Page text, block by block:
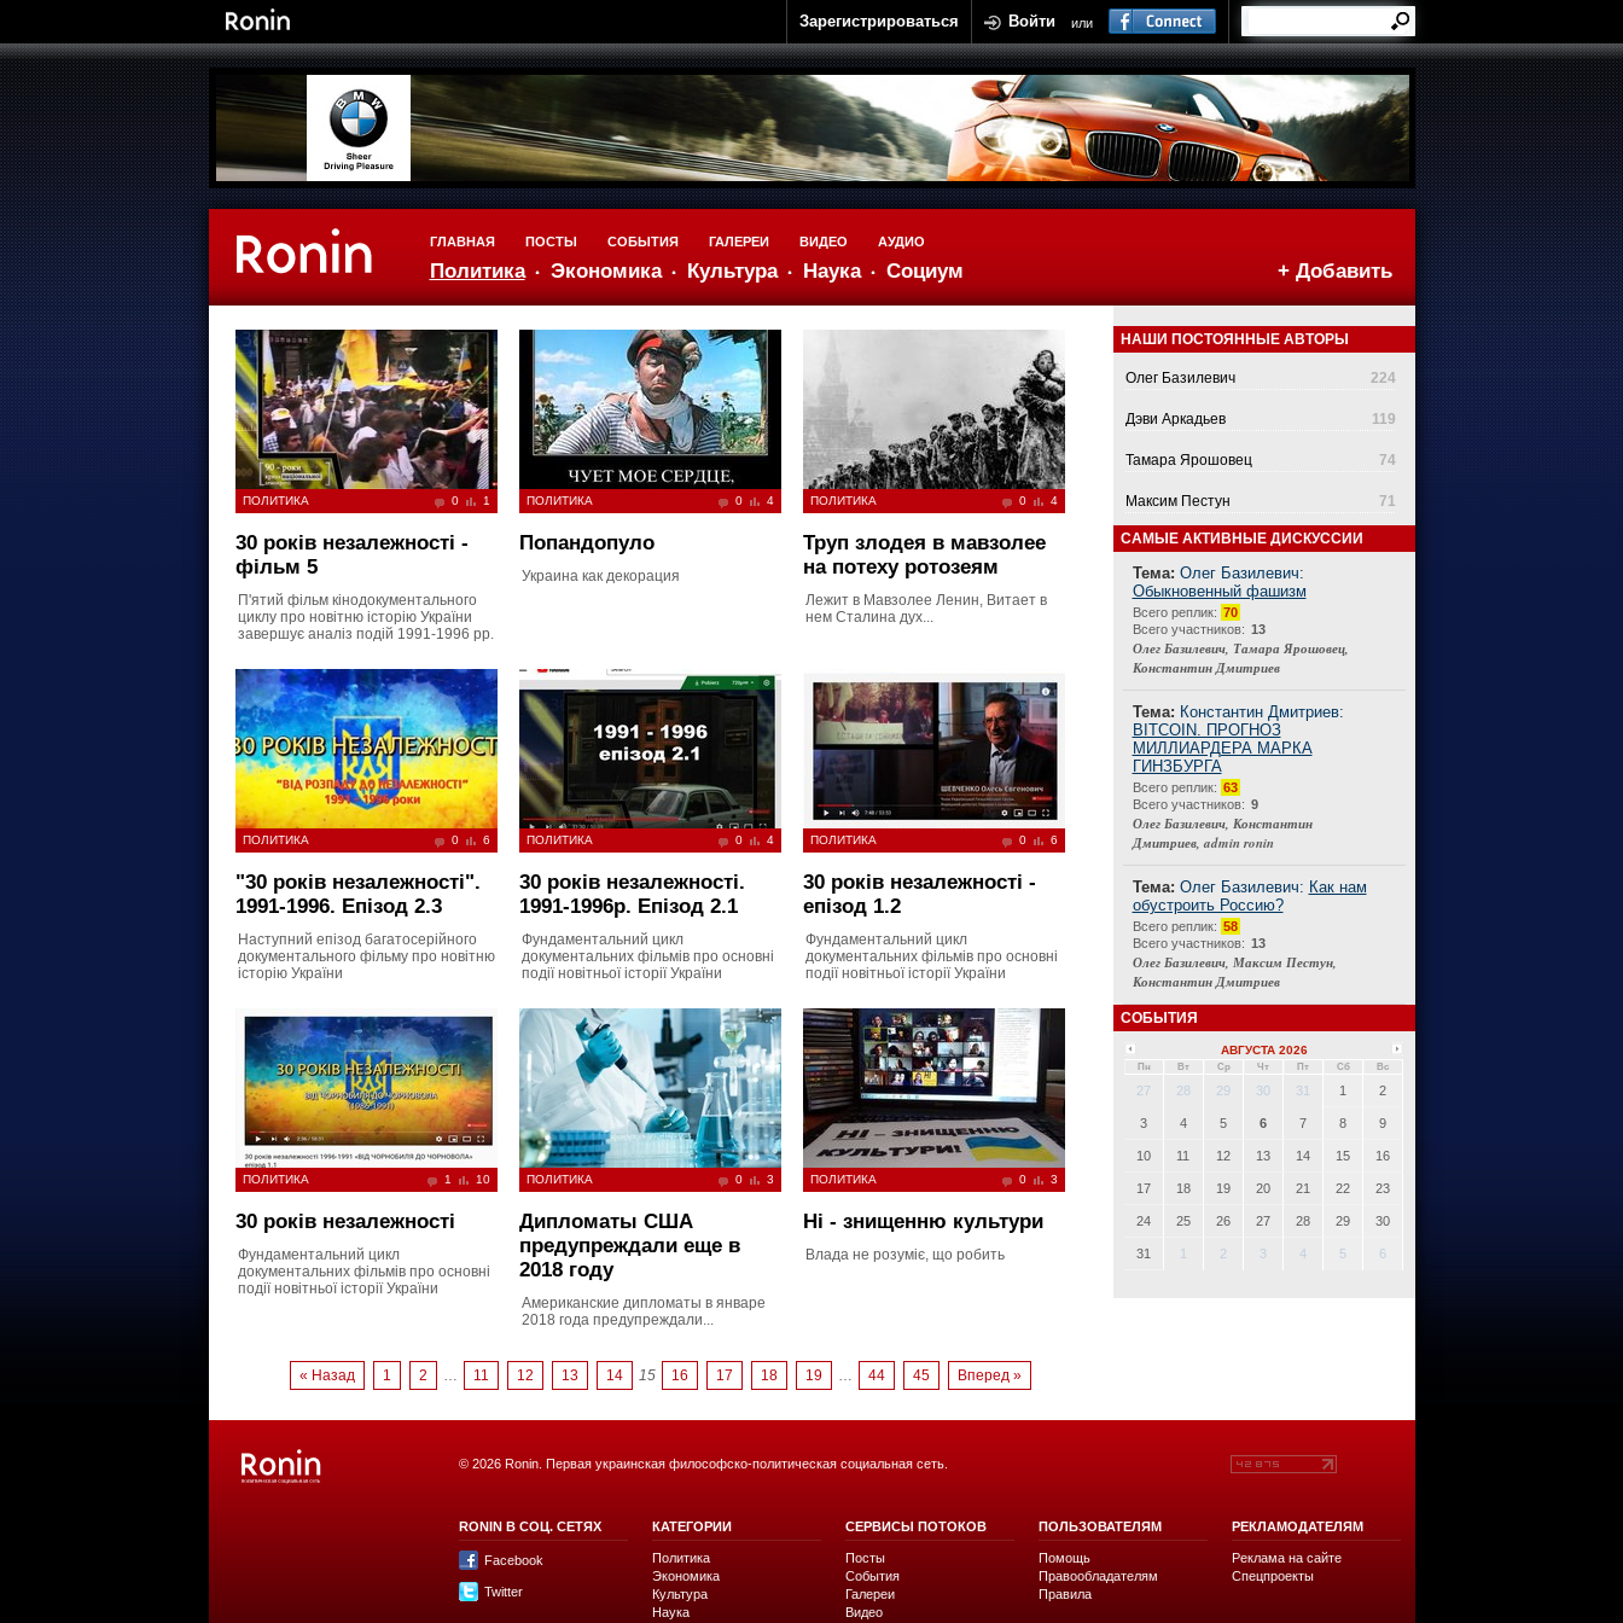
Зарегистрироваться Войти или
Connect
ГЛАВНАЯ
Политика Экономика Культура Наука Социум
ПОСТЫ СОБЫТИЯ ГАЛЕРЕИ ВИДЕО АУДИО
+ Добавить
ПОЛИТИКА 0 1
30 років незалежності -
фільм 5
П'ятий фільм кінодокументального
циклу про новітню історію України
завершує аналіз подій 1991-1996 рр.
ПОЛИТИКА 0 4
Попандопуло
Украина как декорация
ПОЛИТИКА 0 4
Труп злодея в мавзолее
на потеху ротозеям
Лежит в Мавзолее Ленин, Витает в
нем Сталина дух...
ПОЛИТИКА 0 6
"30 років незалежності".
1991-1996. Епізод 2.3
Наступний епізод багатосерійного
документального фільму про новітню
історію України
ПОЛИТИКА 0 4
30 років незалежності.
1991-1996р. Епізод 2.1
Фундаментальний цикл
документальних фільмів про основні
події новітньої історії України
ПОЛИТИКА 0 6
30 років незалежності -
епізод 1.2
Фундаментальний цикл
документальних фільмів про основні
події новітньої історії України
ПОЛИТИКА 1 10
30 років незалежності
Фундаментальний цикл
документальних фільмів про основні
події новітньої історії України
ПОЛИТИКА 0 3
Дипломаты США
предупреждали еще в
2018 году
Американские дипломаты в январе
2018 года предупреждали...
ПОЛИТИКА 0 3
Ні - знищенню культури
Влада не розуміє, що робить
« Назад 1 2 … 11 12 13 14 15 16 17 18 19 … 44 45 Вперед »
НАШИ ПОСТОЯННЫЕ АВТОРЫ
Олег Базилевич 224
Дэви Аркадьев 119
Тамара Ярошовец 74
Максим Пестун 71
САМЫЕ АКТИВНЫЕ ДИСКУССИИ
Тема: Олег Базилевич:
Обыкновенный фашизм
Всего реплик: 70
Всего участников: 13
Олег Базилевич, Тамара Ярошовец,
Константин Дмитриев
Тема: Константин Дмитриев:
BITCOIN. ПРОГНОЗ
МИЛЛИАРДЕРА МАРКА
ГИНЗБУРГА
Всего реплик: 63
Всего участников: 9
Олег Базилевич, Константин
Дмитриев, admin ronin
Тема: Олег Базилевич: Как нам
обустроить Россию?
Всего реплик: 58
Всего участников: 13
Олег Базилевич, Максим Пестун,
Константин Дмитриев
СОБЫТИЯ
АВГУСТА 2026
Пн Вт Ср Чт Пт Сб Вс
27 28 29 30 31 1 2
3 4 5 6 7 8 9
10 11 12 13 14 15 16
17 18 19 20 21 22 23
24 25 26 27 28 29 30
31 1 2 3 4 5 6
© 2026 Ronin. Первая украинская философско-политическая социальная сеть.
RONIN В СОЦ. СЕТЯХ
Facebook
Twitter
КАТЕГОРИИ
Политика
Экономика
Культура
Наука
СЕРВИСЫ ПОТОКОВ
Посты
События
Галереи
Видео
ПОЛЬЗОВАТЕЛЯМ
Помощь
Правообладателям
Правила
РЕКЛАМОДАТЕЛЯМ
Реклама на сайте
Спецпроекты